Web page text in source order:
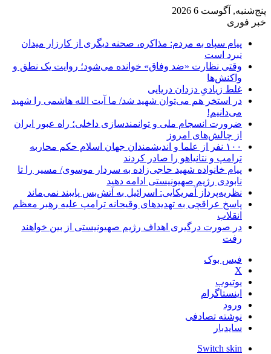
پنج‌شنبه, آگوست 6 2026
خبر فوری
پیام سپاه به مردم: مذاکره، صحنه دیگری از کارزار میدان
نبرد است
وقتی نظارت «ضد وفاق» خوانده می‌شود؛ روایت یک نطق و
واکنش‌ها
غلط زیادیِ دزدان دریایی
در استخر هم می‌توان شهید شد/ ما آیت الله هاشمی را شهید
می‌دانیم!
ضرورت انسجام ملی و توانمندسازی داخلی؛ راه عبور ایران
از چالش‌های امروز
۱۰۰ نفر از علما و اندیشمندان جهان اسلام حکم محاربه
ترامپ و نتانیاهو را صادر کردند
پیام خانواده شهید حاجی‌زاده به سردار موسوی/ مسیر را تا
نابودی رژیم صهیونیستی ادامه دهید
نظریه‌پرداز آمریکایی: اسرائیل به آتش‌بس پایبند نمی‌ماند
پاسخ عراقچی به تهدیدهای وقیحانه ترامپ علیه رهبر معظم
انقلاب
در صورت درگیری اهداف رژیم صهیونیستی از بین خواهند
رفت
فیس بوک
X
یوتیوب
اینستاگرام
ورود
نوشته تصادفی
سایدبار
Switch skin